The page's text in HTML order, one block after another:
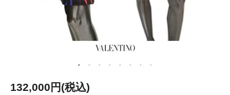
132,000円(税込)